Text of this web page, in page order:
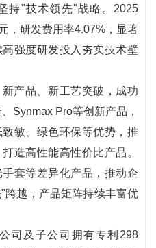
持"技术领先"战略。2025
，研发费用率4.07%，显著
强度研发投入夯实技术壁
品、新工艺突破，成功
Synmax Pro等创新产品，
敏、绿色环保等优势，推
造高性能高性价比产品。
套等差异化产品，推动企
跨越，产品矩阵持续丰富优
及子公司拥有专利298